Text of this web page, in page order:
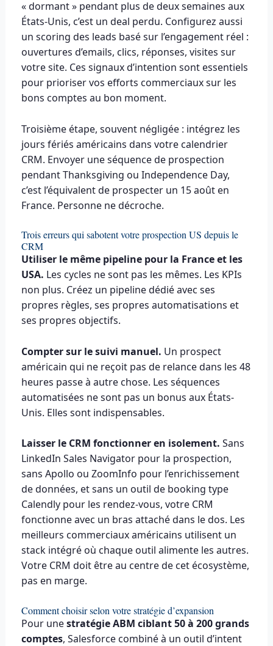
« dormant » pendant plus de deux semaines aux
États-Unis, c’est un deal perdu. Configurez aussi
un scoring des leads basé sur l’engagement réel :
ouvertures d’emails, clics, réponses, visites sur
votre site. Ces signaux d’intention sont essentiels
pour prioriser vos efforts commerciaux sur les
bons comptes au bon moment.
Troisième étape, souvent négligée : intégrez les
jours fériés américains dans votre calendrier
CRM. Envoyer une séquence de prospection
pendant Thanksgiving ou Independence Day,
c’est l’équivalent de prospecter un 15 août en
France. Personne ne décroche.
Trois erreurs qui sabotent votre prospection US depuis le
CRM
Utiliser le même pipeline pour la France et les
USA. Les cycles ne sont pas les mêmes. Les KPIs
non plus. Créez un pipeline dédié avec ses
propres règles, ses propres automatisations et
ses propres objectifs.
Compter sur le suivi manuel. Un prospect
américain qui ne reçoit pas de relance dans les 48
heures passe à autre chose. Les séquences
automatisées ne sont pas un bonus aux États-
Unis. Elles sont indispensables.
Laisser le CRM fonctionner en isolement. Sans
LinkedIn Sales Navigator pour la prospection,
sans Apollo ou ZoomInfo pour l’enrichissement
de données, et sans un outil de booking type
Calendly pour les rendez-vous, votre CRM
fonctionne avec un bras attaché dans le dos. Les
meilleurs commerciaux américains utilisent un
stack intégré où chaque outil alimente les autres.
Votre CRM doit être au centre de cet écosystème,
pas en marge.
Comment choisir selon votre stratégie d’expansion
Pour unestratégie ABM ciblant 50 à 200 grands
comptes, Salesforce combiné à un outil d’intent